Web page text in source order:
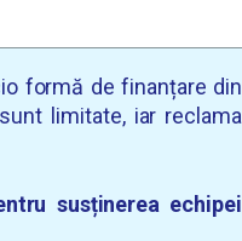
formă de finanțare din
limitate, iar reclama
susținerea echipei